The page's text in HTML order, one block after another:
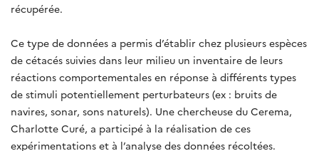
récupérée.
Ce type de données a permis d’établir chez plusieurs espèces
de cétacés suivies dans leur milieu un inventaire de leurs
réactions comportementales en réponse à différents types
de stimuli potentiellement perturbateurs (ex : bruits de
navires, sonar, sons naturels). Une chercheuse du Cerema,
Charlotte Curé, a participé à la réalisation de ces
expérimentations et à l’analyse des données récoltées.